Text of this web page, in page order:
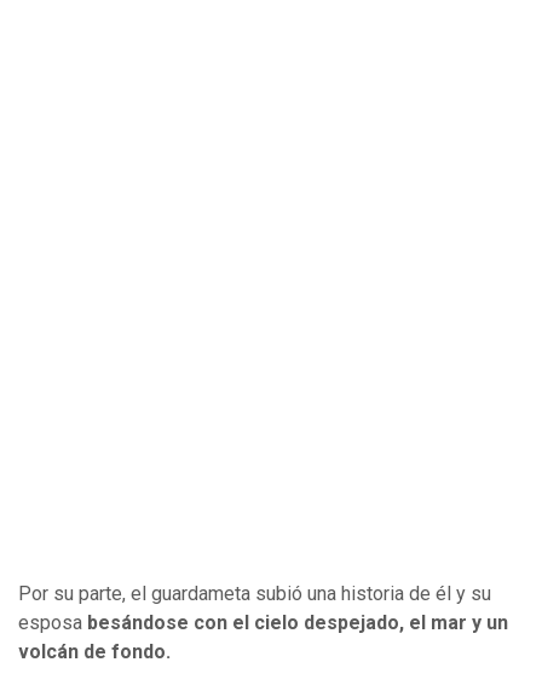
Por su parte, el guardameta subió una historia de él y su
esposa besándose con el cielo despejado, el mar y un
volcán de fondo.